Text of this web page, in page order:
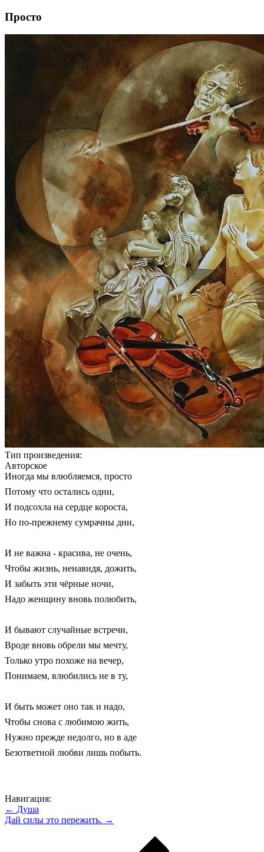
Просто
Тип произведения:
Авторское
Иногда мы влюбляемся, просто
Потому что остались одни,
И подсохла на сердце короста,
Но по-прежнему сумрачны дни,
И не важна - красива, не очень,
Чтобы жизнь, ненавидя, дожить,
И забыть эти чёрные ночи,
Надо женщину вновь полюбить,
И бывают случайные встречи,
Вроде вновь обрели мы мечту,
Только утро похоже на вечер,
Понимаем, влюбились не в ту,
И быть может оно так и надо,
Чтобы снова с любимою жить,
Нужно прежде недолго, но в аде
Безответной любви лишь побыть.
Навигация:
← Душа
Дай силы это пережить. →